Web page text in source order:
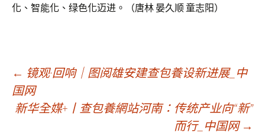
化、智能化、绿色化迈进。（唐林 晏久顺 童志阳）
文
章
← 镜观·回响｜图阅雄安建查包養设新进展_中
国网
新华全媒+丨查包養網站河南：传统产业向“新”
而行_中国网 →